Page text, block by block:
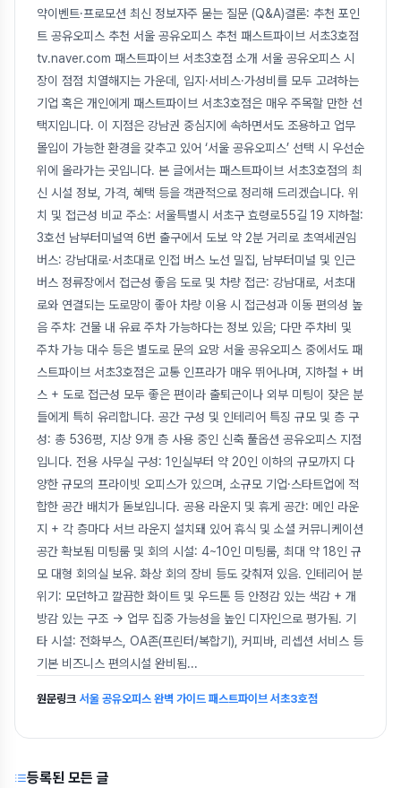
약이벤트·프로모션 최신 정보자주 묻는 질문 (Q&A)결론: 추천 포인
트 공유오피스 추천 서울 공유오피스 추천 패스트파이브 서초3호점
tv.naver.com 패스트파이브 서초3호점 소개 서울 공유오피스 시
장이 점점 치열해지는 가운데, 입지·서비스·가성비를 모두 고려하는
기업 혹은 개인에게 패스트파이브 서초3호점은 매우 주목할 만한 선
택지입니다. 이 지점은 강남권 중심지에 속하면서도 조용하고 업무
몰입이 가능한 환경을 갖추고 있어 ‘서울 공유오피스’ 선택 시 우선순
위에 올라가는 곳입니다. 본 글에서는 패스트파이브 서초3호점의 최
신 시설 정보, 가격, 혜택 등을 객관적으로 정리해 드리겠습니다. 위
치 및 접근성 비교 주소: 서울특별시 서초구 효령로55길 19 지하철:
3호선 남부터미널역 6번 출구에서 도보 약 2분 거리로 초역세권임
버스: 강남대로·서초대로 인접 버스 노선 밀집, 남부터미널 및 인근
버스 정류장에서 접근성 좋음 도로 및 차량 접근: 강남대로, 서초대
로와 연결되는 도로망이 좋아 차량 이용 시 접근성과 이동 편의성 높
음 주차: 건물 내 유료 주차 가능하다는 정보 있음; 다만 주차비 및
주차 가능 대수 등은 별도로 문의 요망 서울 공유오피스 중에서도 패
스트파이브 서초3호점은 교통 인프라가 매우 뛰어나며, 지하철 + 버
스 + 도로 접근성 모두 좋은 편이라 출퇴근이나 외부 미팅이 잦은 분
들에게 특히 유리합니다. 공간 구성 및 인테리어 특징 규모 및 층 구
성: 총 536평, 지상 9개 층 사용 중인 신축 풀옵션 공유오피스 지점
입니다. 전용 사무실 구성: 1인실부터 약 20인 이하의 규모까지 다
양한 규모의 프라이빗 오피스가 있으며, 소규모 기업·스타트업에 적
합한 공간 배치가 돋보입니다. 공용 라운지 및 휴게 공간: 메인 라운
지 + 각 층마다 서브 라운지 설치돼 있어 휴식 및 소셜 커뮤니케이션
공간 확보됨 미팅룸 및 회의 시설: 4~10인 미팅룸, 최대 약 18인 규
모 대형 회의실 보유. 화상 회의 장비 등도 갖춰져 있음. 인테리어 분
위기: 모던하고 깔끔한 화이트 및 우드톤 등 안정감 있는 색감 + 개
방감 있는 구조 → 업무 집중 가능성을 높인 디자인으로 평가됨. 기
타 시설: 전화부스, OA존(프린터/복합기), 커피바, 리셉션 서비스 등
기본 비즈니스 편의시설 완비됨...
원문링크 서울 공유오피스 완벽 가이드 패스트파이브 서초3호점
등록된 모든 글